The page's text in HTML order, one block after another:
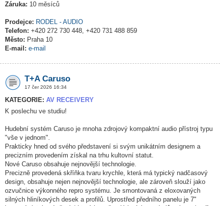
Záruka: 10 měsíců
Prodejce: RODEL - AUDIO
Telefon: +420 272 730 448, +420 731 488 859
Město: Praha 10
E-mail: e-mail
T+A Caruso
17 čer 2026 16:34
KATEGORIE: AV RECEIVERY
K poslechu ve studiu!
Hudební systém Caruso je mnoha zdrojový kompaktní audio přístroj typu
"vše v jednom".
Prakticky hned od svého představení si svým unikátním designem a
precizním provedením získal na trhu kultovní statut.
Nové Caruso obsahuje nejnovější technologie.
Precizně provedená skříňka tvaru krychle, která má typický nadčasový
design, obsahuje nejen nejnovější technologie, ale zároveň slouží jako
ozvučnice výkonného repro systému. Je smontovaná z eloxovaných
silných hliníkových desek a profilů. Uprostřed předního panelu je 7"